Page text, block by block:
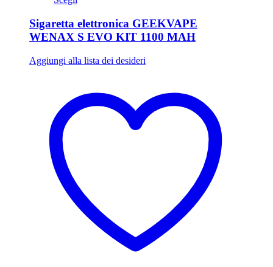
Sigaretta elettronica GEEKVAPE
WENAX S EVO KIT 1100 MAH
Aggiungi alla lista dei desideri